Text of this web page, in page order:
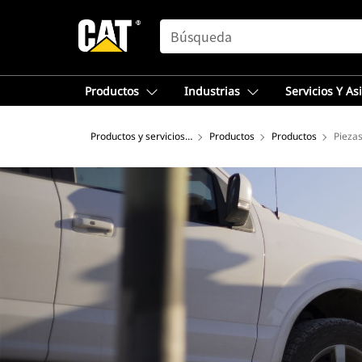
SEARCH
Productos Industrias Servicios Y
Productos y servicios – EuropaProductos Productos